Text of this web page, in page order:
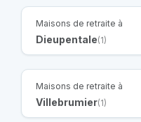
Maisons de retraite à
Dieupentale(1)
Maisons de retraite à
Villebrumier(1)